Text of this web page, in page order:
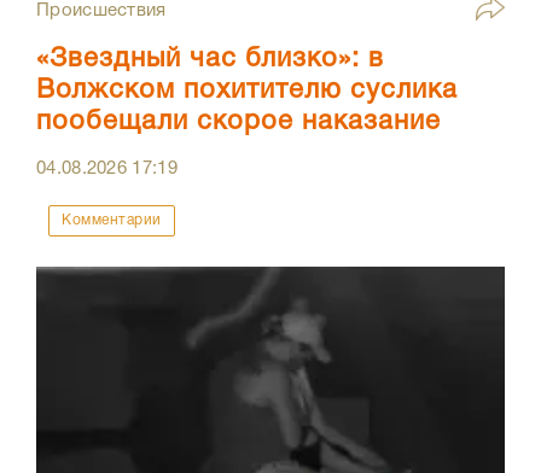
Происшествия
«Звездный час близко»: в
Волжском похитителю суслика
пообещали скорое наказание
04.08.2026 17:19
Комментарии